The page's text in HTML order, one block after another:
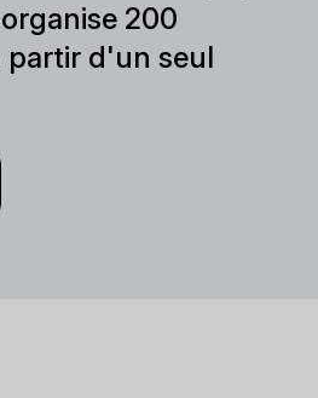
200
partir d'un seul